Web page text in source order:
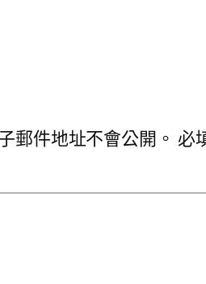
郵件地址不會公開。 必